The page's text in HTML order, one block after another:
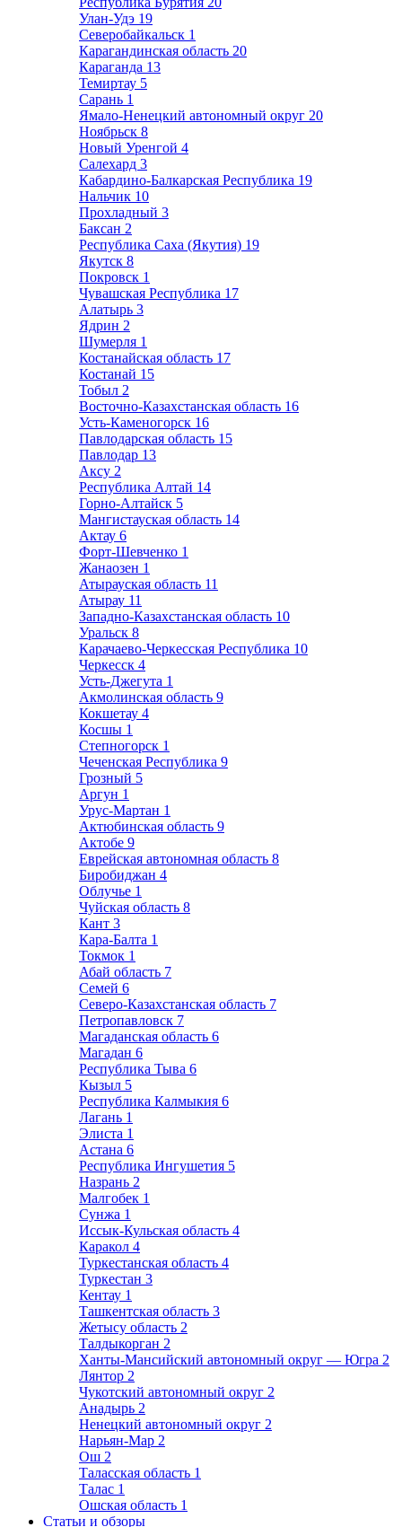
Улан-Удэ 19
Северобайкальск 1
Карагандинская область 20
Караганда 13
Темиртау 5
Сарань 1
Ямало-Ненецкий автономный округ 20
Ноябрьск 8
Новый Уренгой 4
Салехард 3
Кабардино-Балкарская Республика 19
Нальчик 10
Прохладный 3
Баксан 2
Республика Саха (Якутия) 19
Якутск 8
Покровск 1
Чувашская Республика 17
Алатырь 3
Ядрин 2
Шумерля 1
Костанайская область 17
Костанай 15
Тобыл 2
Восточно-Казахстанская область 16
Усть-Каменогорск 16
Павлодарская область 15
Павлодар 13
Аксу 2
Республика Алтай 14
Горно-Алтайск 5
Мангистауская область 14
Актау 6
Форт-Шевченко 1
Жанаозен 1
Атырауская область 11
Атырау 11
Западно-Казахстанская область 10
Уральск 8
Карачаево-Черкесская Республика 10
Черкесск 4
Усть-Джегута 1
Акмолинская область 9
Кокшетау 4
Косшы 1
Степногорск 1
Чеченская Республика 9
Грозный 5
Аргун 1
Урус-Мартан 1
Актюбинская область 9
Актобе 9
Еврейская автономная область 8
Биробиджан 4
Облучье 1
Чуйская область 8
Кант 3
Кара-Балта 1
Токмок 1
Абай область 7
Семей 6
Северо-Казахстанская область 7
Петропавловск 7
Магаданская область 6
Магадан 6
Республика Тыва 6
Кызыл 5
Республика Калмыкия 6
Лагань 1
Элиста 1
Астана 6
Республика Ингушетия 5
Назрань 2
Малгобек 1
Сунжа 1
Иссык-Кульская область 4
Каракол 4
Туркестанская область 4
Туркестан 3
Кентау 1
Ташкентская область 3
Жетысу область 2
Талдыкорган 2
Ханты-Мансийский автономный округ — Югра 2
Лянтор 2
Чукотский автономный округ 2
Анадырь 2
Ненецкий автономный округ 2
Нарьян-Мар 2
Ош 2
Таласская область 1
Талас 1
Ошская область 1
Статьи и обзоры